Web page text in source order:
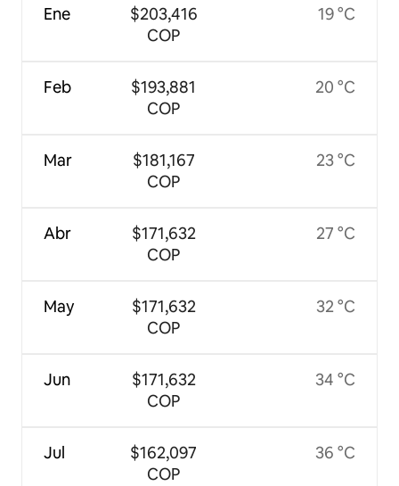
Ene
Feb
Mar
Abr
May
Jun
Jul
$203,416
COP
$193,881
COP
$181,167
COP
$171,632
COP
$171,632
COP
$171,632
COP
$162,097
COP
19 °C
20 °C
23 °C
27 °C
32 °C
34 °C
36 °C